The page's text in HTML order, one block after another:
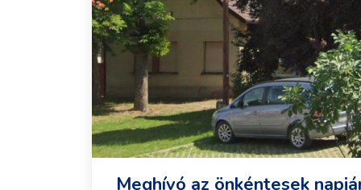
Meghívó az önkéntesek